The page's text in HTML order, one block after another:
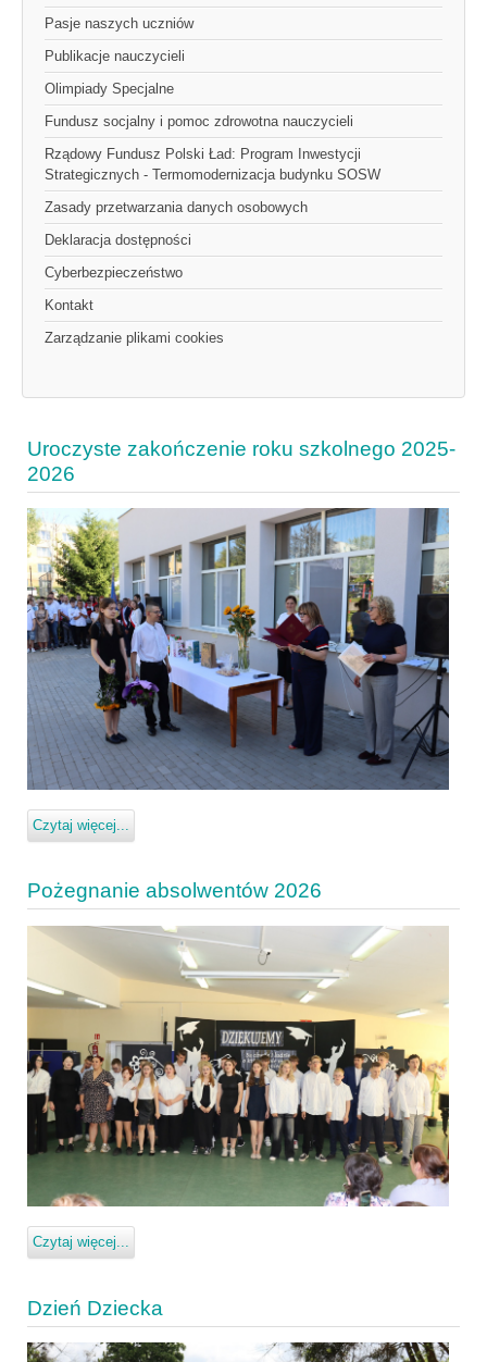
Pasje naszych uczniów
Publikacje nauczycieli
Olimpiady Specjalne
Fundusz socjalny i pomoc zdrowotna nauczycieli
Rządowy Fundusz Polski Ład: Program Inwestycji
Strategicznych - Termomodernizacja budynku SOSW
Zasady przetwarzania danych osobowych
Deklaracja dostępności
Cyberbezpieczeństwo
Kontakt
Zarządzanie plikami cookies
Uroczyste zakończenie roku szkolnego 2025-
2026
Czytaj więcej...
Pożegnanie absolwentów 2026
Czytaj więcej...
Dzień Dziecka